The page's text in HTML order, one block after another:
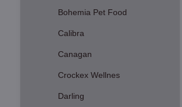
Bohemia Pet Food
Calibra
Canagan
Crockex Wellnes
Darling